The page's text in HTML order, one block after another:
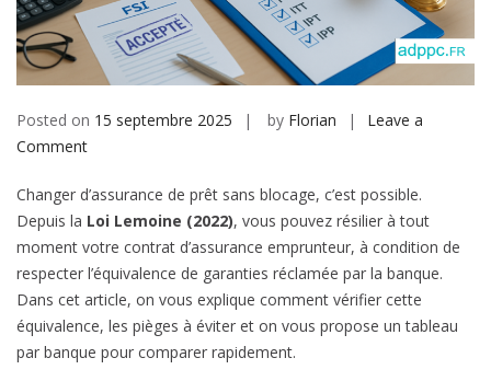
i
l
Posted on 15 septembre 2025 by Florian
Leave a
Comment
É
q
u
i
v
a
l
Changer d’assurance de prêt sans blocage, c’est possible.
Depuis la Loi Lemoine (2022), vous pouvez résilier à tout
moment votre contrat d’assurance emprunteur, à condition de
respecter l’équivalence de garanties réclamée par la banque.
Dans cet article, on vous explique comment vérifier cette
équivalence, les pièges à éviter et on vous propose un tableau
par banque pour comparer rapidement.